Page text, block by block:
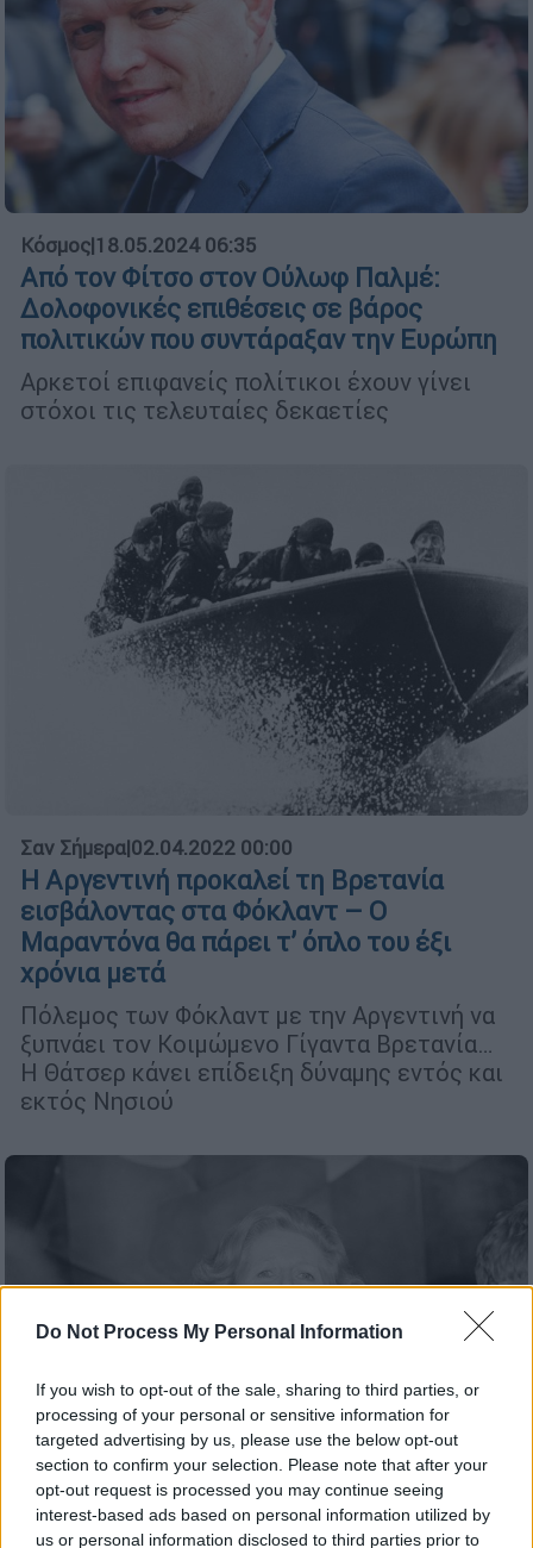
Do Not Process My Personal Information
If you wish to opt-out of the sale, sharing to third parties, or
processing of your personal or sensitive information for
targeted advertising by us, please use the below opt-out
section to confirm your selection. Please note that after your
opt-out request is processed you may continue seeing
interest-based ads based on personal information utilized by
us or personal information disclosed to third parties prior to
Κόσμος|18.05.2024 06:35
Από τον Φίτσο στον Ούλωφ Παλμέ:
Δολοφονικές επιθέσεις σε βάρος
πολιτικών που συντάραξαν την Ευρώπη
Αρκετοί επιφανείς πολίτικοι έχουν γίνει
στόχοι τις τελευταίες δεκαετίες
Σαν Σήμερα|02.04.2022 00:00
Η Αργεντινή προκαλεί τη Βρετανία
εισβάλοντας στα Φόκλαντ – Ο
Μαραντόνα θα πάρει τ’ όπλο του έξι
χρόνια μετά
Πόλεμος των Φόκλαντ με την Αργεντινή να
ξυπνάει τον Κοιμώμενο Γίγαντα Βρετανία…
Η Θάτσερ κάνει επίδειξη δύναμης εντός και
εκτός Νησιού
Ιστορία|09.10.2021 20:00